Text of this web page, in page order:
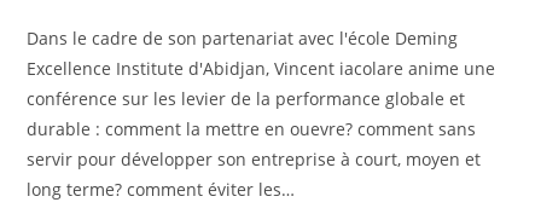
Dans le cadre de son partenariat avec l'école Deming
Excellence Institute d'Abidjan, Vincent iacolare anime une
conférence sur les levier de la performance globale et
durable : comment la mettre en ouevre? comment sans
servir pour développer son entreprise à court, moyen et
long terme? comment éviter les…